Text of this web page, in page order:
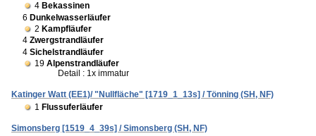
4 Bekassinen
6 Dunkelwasserläufer
2 Kampfläufer
4 Zwergstrandläufer
4 Sichelstrandläufer
19 Alpenstrandläufer
Detail : 1x immatur
Katinger Watt (EE1)/ "Nullfläche" [1719_1_13s] / Tönning (SH, NF)
1 Flussuferläufer
Simonsberg [1519_4_39s] / Simonsberg (SH, NF)